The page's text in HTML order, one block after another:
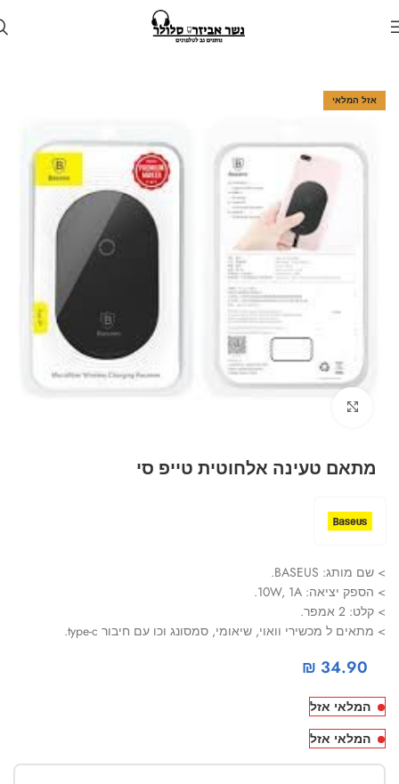
כבלים ומתאמים
אזל המלאי
מתאם טעינה אלחוטית טייפ סי
> שם מותג: BASEUS.
> הספק יציאה: 10W, 1A.
> קלט: 2 אמפר.
> מתאים ל מכשירי וואוי, שיאומי, סמסונג וכו עם חיבור type-c.
₪ 34.90
המלאי אזל
המלאי אזל